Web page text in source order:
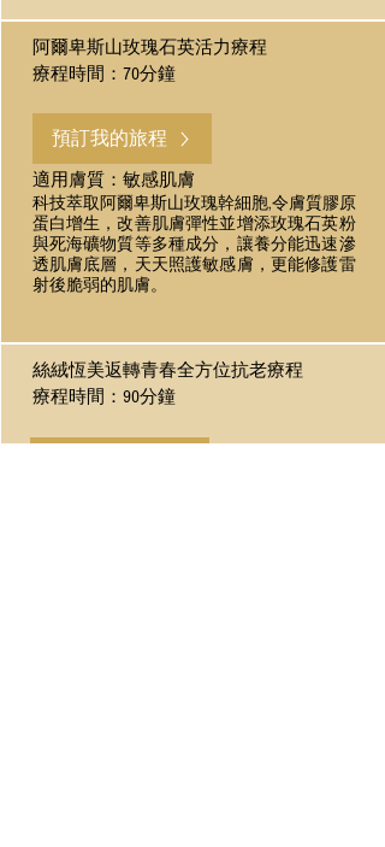
阿爾卑斯山玫瑰石英活力療程
療程時間：70分鐘
適用膚質：敏感肌膚
科技萃取阿爾卑斯山玫瑰幹細胞,令膚質膠原
蛋白增生，改善肌膚彈性並增添玫瑰石英粉
與死海礦物質等多種成分，讓養分能迅速滲
透肌膚底層，天天照護敏感膚，更能修護雷
射後脆弱的肌膚。
絲絨恆美返轉青春全方位抗老療程
療程時間：90分鐘
預訂我的旅程